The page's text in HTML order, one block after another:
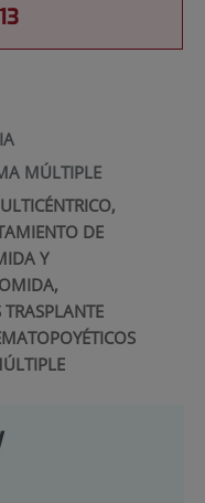
MÚLTIPLE
DE
Y